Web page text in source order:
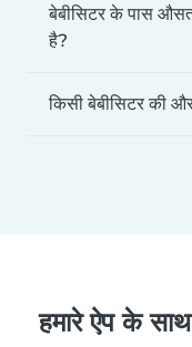
बेबीसिटर के पास
है?
किसी बेबीसिटर की
हमारे ऐप के